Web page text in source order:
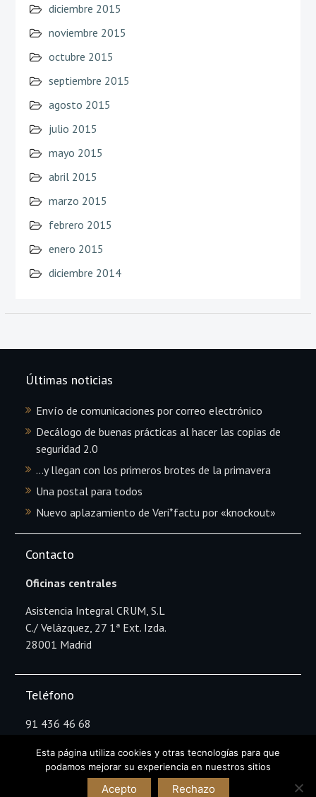
diciembre 2015
noviembre 2015
octubre 2015
septiembre 2015
agosto 2015
julio 2015
mayo 2015
abril 2015
marzo 2015
febrero 2015
enero 2015
diciembre 2014
Últimas noticias
Envío de comunicaciones por correo electrónico
Decálogo de buenas prácticas al hacer las copias de
seguridad 2.0
…y llegan con los primeros brotes de la primavera
Una postal para todos
Nuevo aplazamiento de Veri*factu por «knockout»
Contacto
Oficinas centrales
Asistencia Integral CRUM, S.L
C./ Velázquez, 27 1ª Ext. Izda.
28001 Madrid
Teléfono
91 436 46 68
Copyright Asistencia Integral CRUM © All rights
Esta página utiliza cookies y otras tecnologías para que
podamos mejorar su experiencia en nuestros sitios
Acepto Rechazo